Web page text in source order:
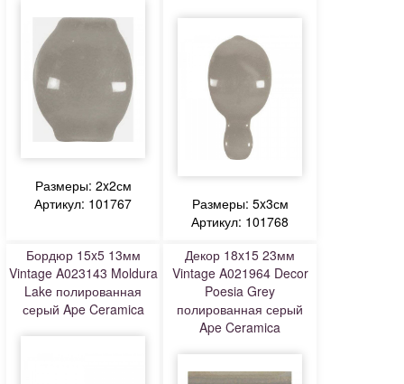
Размеры: 2x2см
Артикул: 101767
Размеры: 5x3см
Артикул: 101768
Бордюр 15x5 13мм
Vintage A023143 Moldura
Lake полированная
серый Ape Ceramica
Декор 18x15 23мм
Vintage A021964 Decor
Poesia Grey
полированная серый
Ape Ceramica